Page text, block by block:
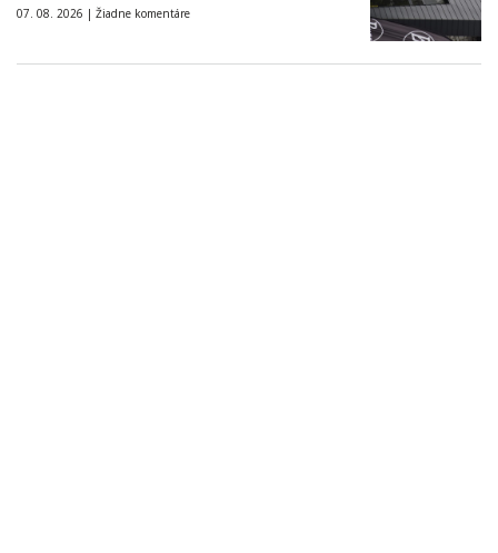
07. 08. 2026 | Žiadne komentáre